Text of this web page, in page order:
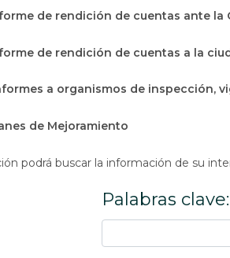
de rendición de cuentas ante la
de rendición de cuentas a la
a organismos de inspección,
de Mejoramiento
podrá buscar la información de su
Palabras clave: